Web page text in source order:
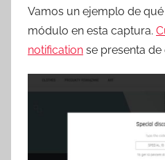
Vamos un ejemplo de
módulo en esta captura.
notification se presenta de